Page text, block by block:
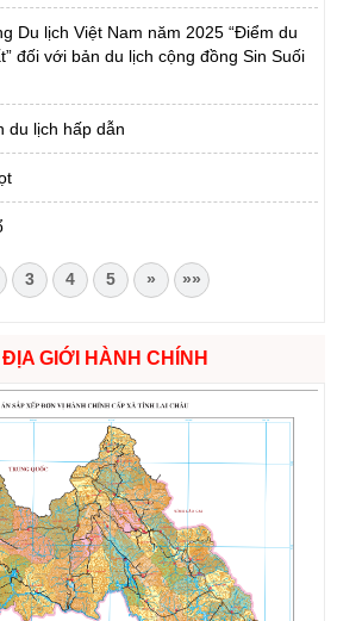
Du lịch Việt Nam năm 2025 “Điểm du
đối với bản du lịch cộng đồng Sin Suối
du lịch hấp dẫn
3 4 5 » »»
GIỚI HÀNH CHÍNH